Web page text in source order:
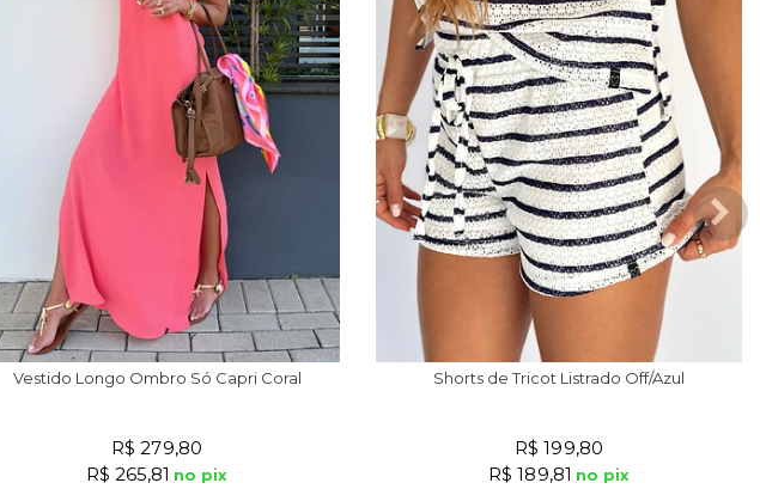
Vestido Longo Ombro Só Capri Coral
R$ 279,80
R$ 265,81 no pix
Shorts de Tricot Listrado Off/Azul
R$ 199,80
R$ 189,81 no pix